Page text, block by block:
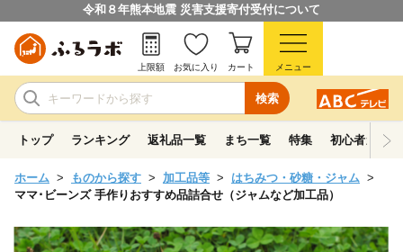
令和８年熊本地震 災害支援寄付受付について
検索
上限額 お気に入り カート メニュー
トップ ランキング 返礼品一覧 まち一覧 特集 初心者ガイド
ホーム ものから探す 加工品等
はちみつ・砂糖・ジャム
ママ･ビーンズ 手作りおすすめ品詰合せ（ジャムなど加工品）